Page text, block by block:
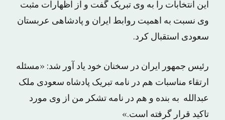
این انتخابات را به وی تبریک گفت و از اظهارات مثبت
وی نسبت به اهمیت روابط ایران و پادشاهی عربستان
سعودی استقبال کرد.
رئیس جمهور ایران در سخنان خود یاد آور شد: «مسئله
ارتقاء مناسبات هم در نامه تبریک پادشاه سعودی ملک
عبدالله به بنده و هم در نامه تشکر من از وی مورد
تاکید قرار گرفته است.»